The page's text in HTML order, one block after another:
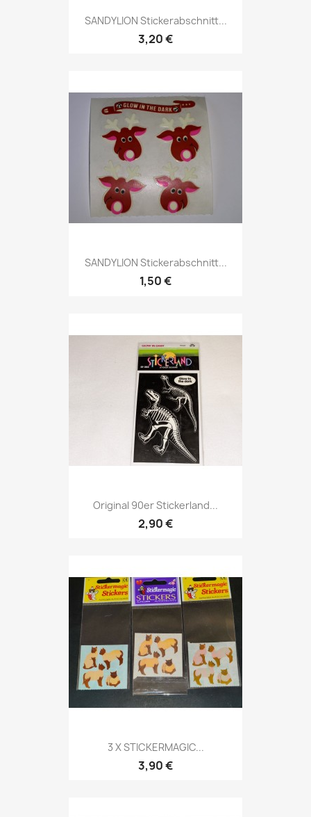
SANDYLION Stickerabschnitt...
3,20 €
SANDYLION Stickerabschnitt...
1,50 €
Original 90er Stickerland...
2,90 €
3 X STICKERMAGIC...
3,90 €